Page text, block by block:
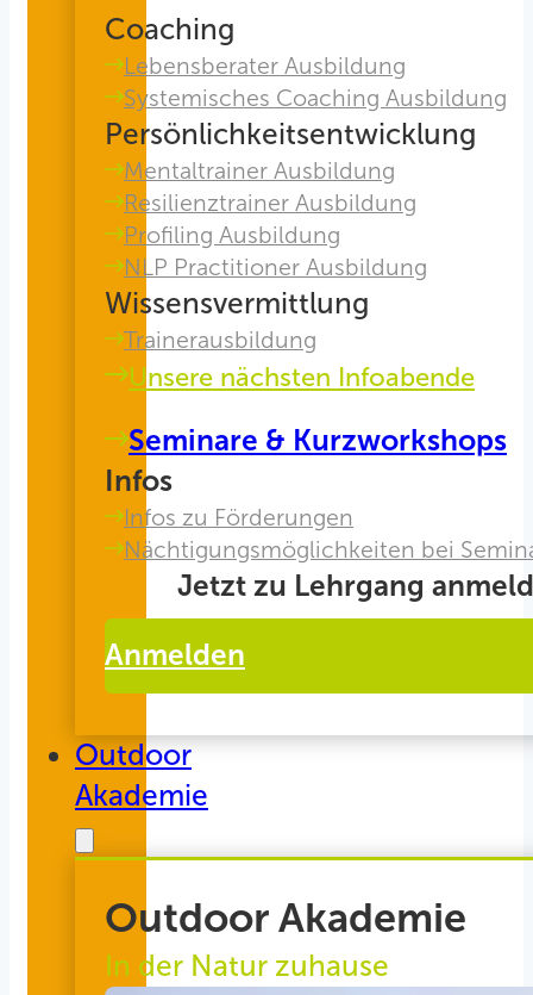
Coaching
Lebensberater Ausbildung
Systemisches Coaching Ausbildung
Persönlichkeitsentwicklung
Mentaltrainer Ausbildung
Resilienztrainer Ausbildung
Profiling Ausbildung
NLP Practitioner Ausbildung
Wissensvermittlung
Trainerausbildung
Unsere nächsten Infoabende
Seminare & Kurzworkshops
Infos
Infos zu Förderungen
Nächtigungsmöglichkeiten bei
Jetzt zu Lehrgang
Anmelden
Outdoor
Akademie
Outdoor Akademie
In der Natur zuhause